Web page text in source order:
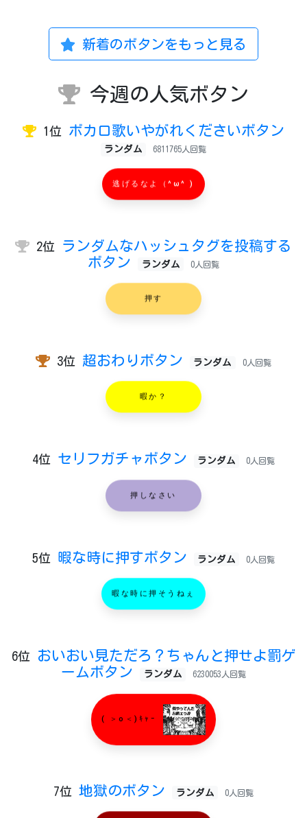
新着のボタンをもっと見る
今週の人気ボタン
1位 ボカロ歌いやがれくださいボタン
ランダム 6811765人回覧
逃げるなよ（^ω^ )
2位
ランダムなハッシュタグを投稿する
ボタン
ランダム 0人回覧
押す
3位 超おわりボタン ランダム 0人回覧
暇か？
4位 セリフガチャボタン ランダム 0人回覧
押しなさい
5位 暇な時に押すボタン ランダム 0人回覧
暇な時に押そうねぇ
6位
おいおい見ただろ？ちゃんと押せよ罰ゲ
ームボタン
ランダム 6230053人回覧
( ＞o＜)ｷｬｰ
7位 地獄のボタン ランダム 0人回覧